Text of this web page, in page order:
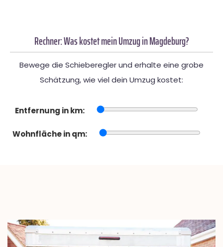
Rechner: Was kostet mein Umzug in Magdeburg?
Bewege die Schieberegler und erhalte eine grobe
Schätzung, wie viel dein Umzug kostet:
Entfernung in km:
Wohnfläche in qm: